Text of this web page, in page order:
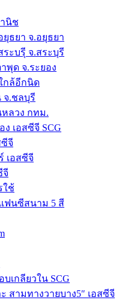
นิช
ธยา จ.อยุธยา
ะบรุี จ.สระบุรี
พุด จ.ระยอง
กล้อีกนิด
จ.ชลบุรี
ลวง กทม.
เอสซีจี SCG
จี
เอสซีจี
จี
ใช้
ฟนซีสนาม 5 สี
เกลียวใน SCG
สามทางวายบาง5″ เอสซีจี